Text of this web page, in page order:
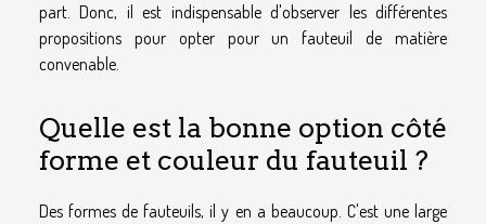
part. Donc, il est indispensable d'observer les différentes
propositions pour opter pour un fauteuil de matière
convenable.
Quelle est la bonne option côté
forme et couleur du fauteuil ?
Des formes de fauteuils, il y en a beaucoup. C'est une large